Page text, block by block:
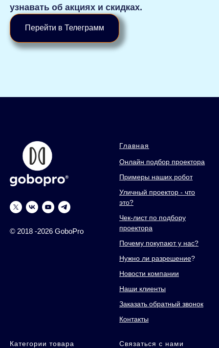
узнавать об акциях и скидках.
Перейти в Телеграмм
© 2018 -2026 GoboPro
Главная
Онлайн подбор проектора
Примеры наших робот
Уличный проектор - что
это?
Чек-лист по подбору
проектора
Почему покупают у нас?
Нужно ли разрешение?
Новости компании
Наши клиенты
Заказать обратный звонок
Контакты
Категории товара Связаться с нами